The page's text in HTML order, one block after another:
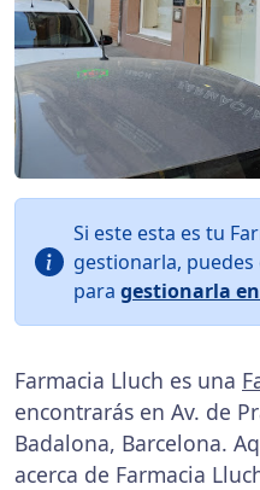
Si este esta es tu
gestionarla,
para gestionarla
Farmacia Lluch es una
encontrarás en Av. de
Badalona, Barcelona.
acerca de Farmacia